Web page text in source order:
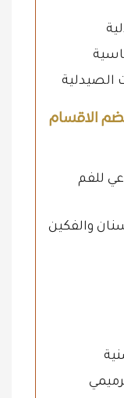
الصيدلية
الاقسام
للفم
والفكين